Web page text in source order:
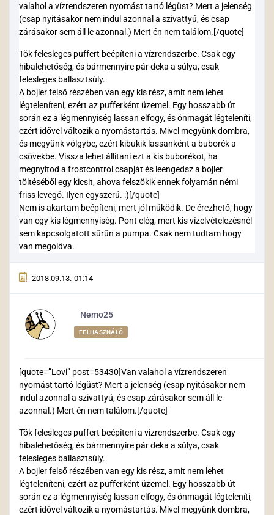
valahol a vízrendszeren nyomást tartó légüst? Mert a jelenség
(csap nyitásakor nem indul azonnal a szivattyú, és csap
zárásakor sem áll le azonnal.) Mert én nem találom.[/quote]
Tök felesleges puffert beépíteni a vízrendszerbe. Csak egy
hibalehetőség, és bármennyire pár deka a súlya, csak
felesleges ballasztsúly.
A bojler felső részében van egy kis rész, amit nem lehet
légteleníteni, ezért az pufferként üzemel. Egy hosszabb út
során ez a légmennyiség lassan elfogy, és önmagát légteleníti,
ezért idővel változik a nyomástartás. Mivel megyünk dombra,
és megyünk völgybe, ezért kibukik lassanként a buborék a
csövekbe. Vissza lehet állítani ezt a kis buborékot, ha
megnyitod a frostcontrol csapját és leengedsz a bojler
töltéséből egy kicsit, ahova felszökik ennek folyamán némi
friss levegő. Ilyen egyszerű. :)[/quote]
Nem is akartam beépíteni, mert jól működik. De érezhető, hogy
van egy kis légmennyiség. Pont elég, mert kis vízelvételezésnél
sem kapcsolgatott sűrűn a pumpa. Csak nem tudtam hogy
van megoldva.
2018.09.13.-01:14
Nemo25
FELHASZNÁLÓ
[quote=”Lovi” post=53430]Van valahol a vízrendszeren
nyomást tartó légüst? Mert a jelenség (csap nyitásakor nem
indul azonnal a szivattyú, és csap zárásakor sem áll le
azonnal.) Mert én nem találom.[/quote]
Tök felesleges puffert beépíteni a vízrendszerbe. Csak egy
hibalehetőség, és bármennyire pár deka a súlya, csak
felesleges ballasztsúly.
A bojler felső részében van egy kis rész, amit nem lehet
légteleníteni, ezért az pufferként üzemel. Egy hosszabb út
során ez a légmennyiség lassan elfogy, és önmagát légteleníti,
ezért idővel változik a nyomástartás. Mivel megyünk dombra,